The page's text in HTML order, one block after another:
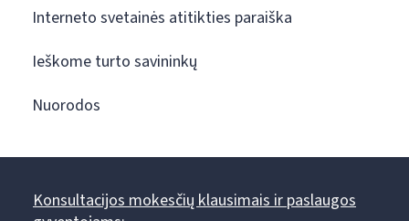
Interneto svetainės atitikties paraiška
Ieškome turto savininkų
Nuorodos
Konsultacijos mokesčių klausimais ir paslaugos